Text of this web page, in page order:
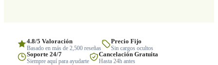
4.8/5 Valoración
Basado en más de 2,500 reseñas
Precio Fijo
Sin cargos ocultos
Soporte 24/7
Siempre aquí para ayudarte
Cancelación Gratuita
Hasta 24h antes